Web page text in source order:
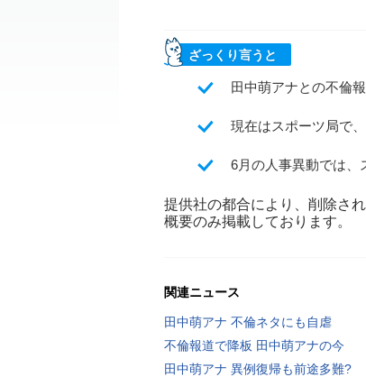
ざっくり言うと
田中萌アナとの不倫
現在はスポーツ局で
6月の人事異動では、
提供社の都合により、削除され
概要のみ掲載しております。
関連ニュース
田中萌アナ 不倫ネタにも自虐
不倫報道で降板 田中萌アナの今
田中萌アナ 異例復帰も前途多難?